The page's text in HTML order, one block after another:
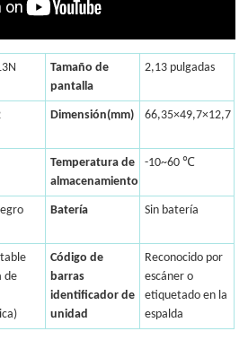
Tamaño de
pantalla
2,13 pulgadas
Dimensión(mm) 66,35×49,7×12,7
Temperatura de
almacenamiento
-10~60 ℃
Batería Sin batería
de
Código de
barras
identificador de
unidad
Reconocido por
escáner o
etiquetado en la
espalda